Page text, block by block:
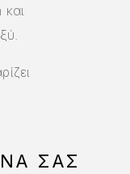
ΣΑΣ